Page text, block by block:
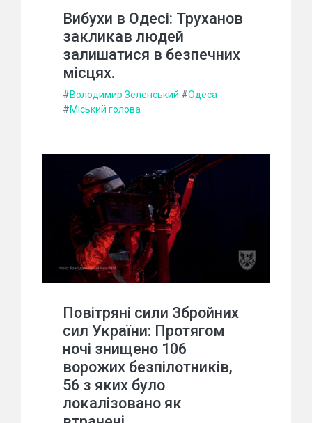
Вибухи в Одесі: Труханов
закликав людей
залишатися в безпечних
місцях.
#Володимир Зеленський #Одеса
#Міський голова
Повітряні сили Збройних
сил України: Протягом
ночі знищено 106
ворожих безпілотників,
56 з яких було
локалізовано як